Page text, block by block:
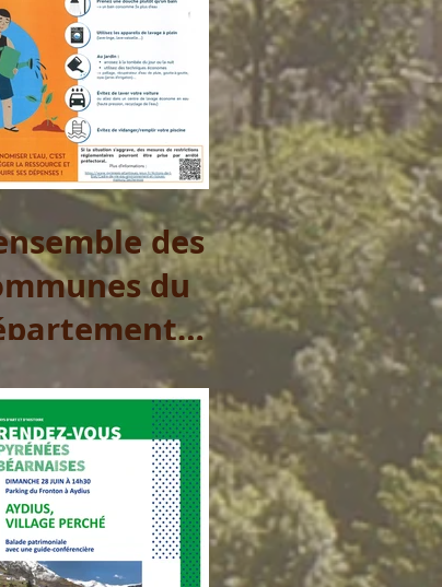
des
du
placées
Vigilance
l'eau